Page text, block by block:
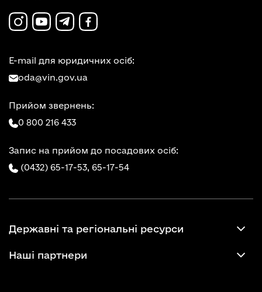
E-mail для юридичних осіб:
oda@vin.gov.ua
Прийом звернень:
0 800 216 433
Запис на прийом до посадових осіб:
(0432) 65-17-53, 65-17-54
Державні та регіональні ресурси
Наші партнери